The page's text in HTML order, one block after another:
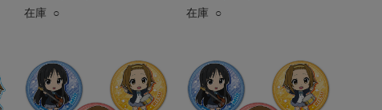
在庫 ○
在庫 ○